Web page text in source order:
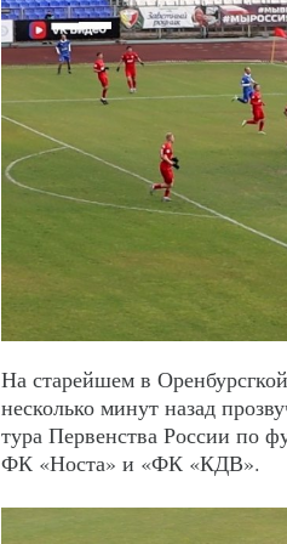
На старейшем в
несколько минут назад
тура Первенства России по
ФК «Носта» и «ФК «КДВ».